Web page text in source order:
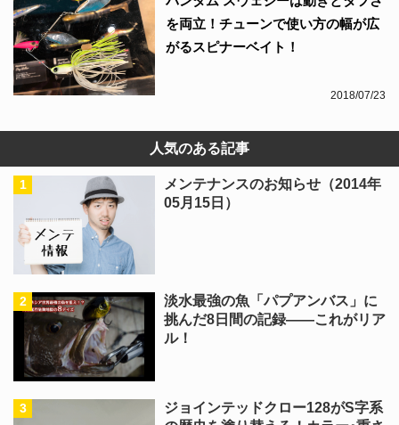
2018/07/23
を両立！チューンで使い方の幅が広
がるスピナーベイト！
人気のある記事
メンテナンスのお知らせ（2014年
05月15日）
淡水最強の魚「パプアンバス」に
挑んだ8日間の記録――これがリア
ル！
ジョインテッドクロー128がS字系